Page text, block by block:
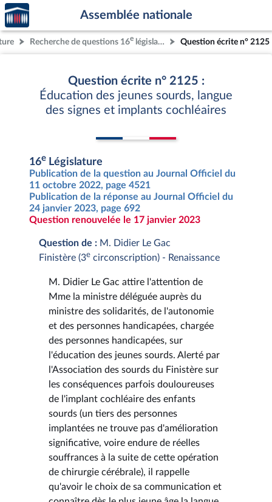
Aller au contenu
Aller en bas de la page
Accèder
à la
page
d'accueil
Assemblée nationale
Recherche de questions 16e législature Question écrite n° 2125
Question écrite n° 2125 :
Éducation des jeunes sourds, langue
des signes et implants cochléaires
16e Législature
Publication de la question au Journal Officiel du
11 octobre 2022, page 4521
Publication de la réponse au Journal Officiel du
24 janvier 2023, page 692
Question renouvelée le 17 janvier 2023
Question de : M. Didier Le Gac
Finistère (3e circonscription) - Renaissance
M. Didier Le Gac attire l'attention de
Mme la ministre déléguée auprès du
ministre des solidarités, de l'autonomie
et des personnes handicapées, chargée
des personnes handicapées, sur
l'éducation des jeunes sourds. Alerté par
l'Association des sourds du Finistère sur
les conséquences parfois douloureuses
de l'implant cochléaire des enfants
sourds (un tiers des personnes
implantées ne trouve pas d'amélioration
significative, voire endure de réelles
souffrances à la suite de cette opération
de chirurgie cérébrale), il rappelle
qu'avoir le choix de sa communication et